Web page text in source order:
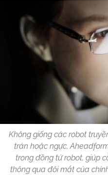
Không giống các robot
trán hoặc ngực,
trong đồng tử robot, giúp
thông qua đôi mắt của